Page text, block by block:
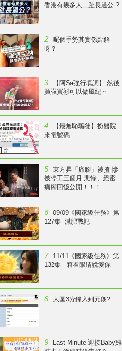
香港有幾多人二趾長過公 ?
2
呢個手勢其實係點解
呀？
3
【阿Sa強行填詞】 然後
買襪買衫可以做風紀～
4
【最無恥騙徒】扮醫院
來電號碼
5
東方昇「痛腳」被揸 慘
被停工三個月 悲慘、絕密
痛腳回憶公開！！！
6
09/09《國家級任務》第
127集 -減肥戰記
7
11/11《國家級任務》第
132集 - 藉着眼睛說愛你
8 大圍3分鐘入到元朗?
9
Last Minute 迎接Baby雞